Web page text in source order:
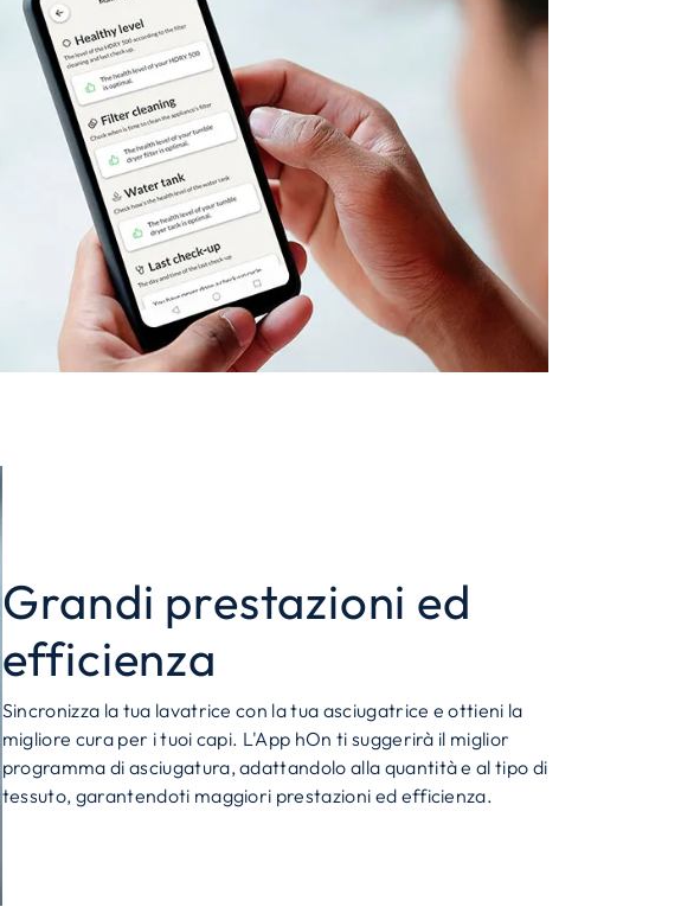
Grandi prestazioni ed
efficienza
Sincronizza la tua lavatrice con la tua asciugatrice e ottieni la
migliore cura per i tuoi capi. L'App hOn ti suggerirà il miglior
programma di asciugatura, adattandolo alla quantità e al tipo di
tessuto, garantendoti maggiori prestazioni ed efficienza.